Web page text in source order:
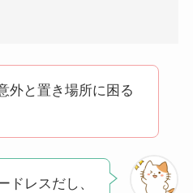
外と置き場所に困る
ドレスだし、